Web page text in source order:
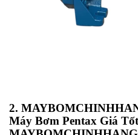
2.
Máy Bơm Pentax Giá